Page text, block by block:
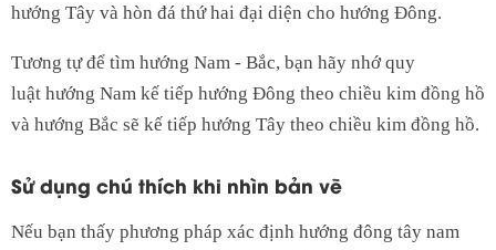
hướng Tây và hòn đá thứ hai đại diện cho hướng Đông.
Tương tự để tìm hướng Nam - Bắc, bạn hãy nhớ quy
luật hướng Nam kế tiếp hướng Đông theo chiều kim đồng hồ
và hướng Bắc sẽ kế tiếp hướng Tây theo chiều kim đồng hồ.
Sử dụng chú thích khi nhìn bản vẽ
Nếu bạn thấy phương pháp xác định hướng đông tây nam